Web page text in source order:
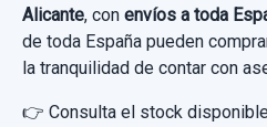
Alicante, con envíos a toda
de toda España pueden
la tranquilidad de contar con
👉 Consulta el stock